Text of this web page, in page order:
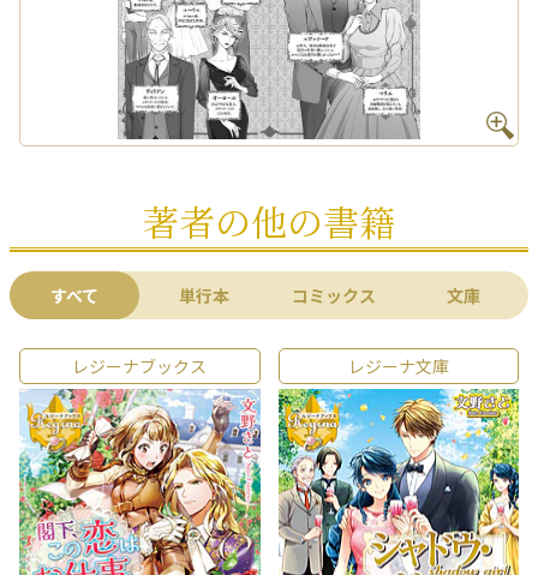
著者の他の書籍
すべて 単行本 コミックス 文庫
レジーナブックス レジーナ文庫